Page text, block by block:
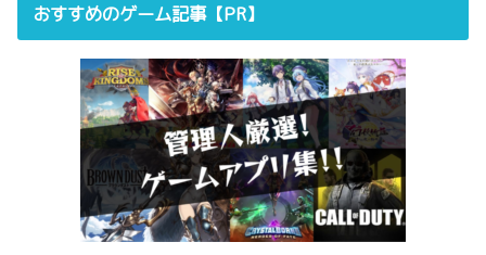
おすすめのゲーム記事【PR】